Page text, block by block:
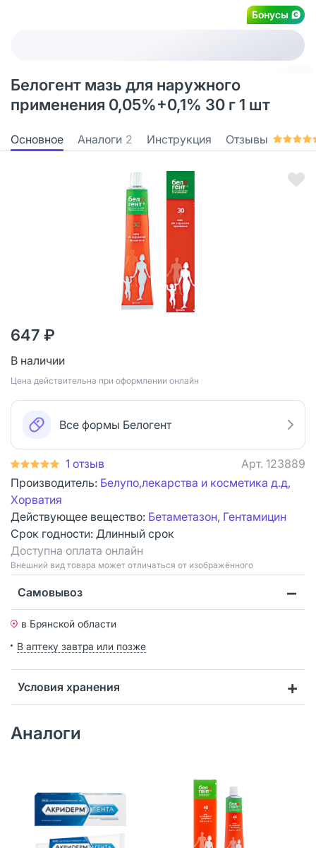
Бонусы
Белогент мазь для наружного
применения 0,05%+0,1% 30 г 1 шт
Основное Аналоги 2 Инструкция Отзывы
647 ₽
В наличии
Цена действительна при оформлении онлайн
Все формы Белогент
1 отзыв Арт. 123889
Производитель: Белупо,лекарства и косметика д.д,
Хорватия
Действующее вещество: Бетаметазон, Гентамицин
Срок годности: Длинный срок
Доступна оплата онлайн
Bнешний вид товара может отличаться от изображённого
Самовывоз
в Брянской области
В аптеку завтра или позже
Условия хранения
Аналоги